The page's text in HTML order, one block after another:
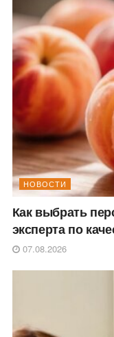
НОВОСТИ
Как выбрать
эксперта по
07.08.2026